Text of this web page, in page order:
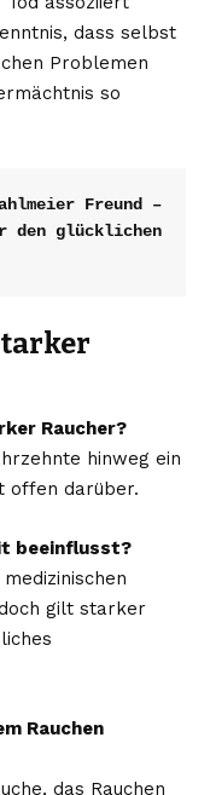
dass selbst
Problemen
so
Freund –
den glücklichen
Raucher?
hinweg ein
offen darüber.
beeinflusst?
gilt starker
Rauchen
das Rauchen